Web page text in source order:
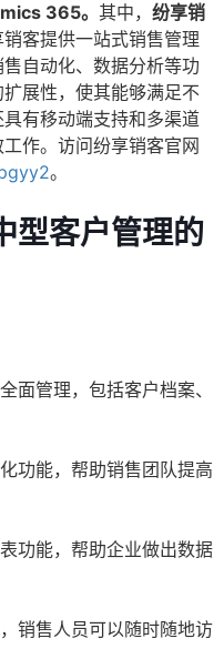
365。 其中， 纷享销
客提供一站式销售管理
自动化、数据分析等功
展性，使其能够满足不
有移动端支持和多渠道
作。访问纷享销客官网
。
型客户管理的
面管理，包括客户档案、
功能，帮助销售团队提高
功能，帮助企业做出数据
销售人员可以随时随地访